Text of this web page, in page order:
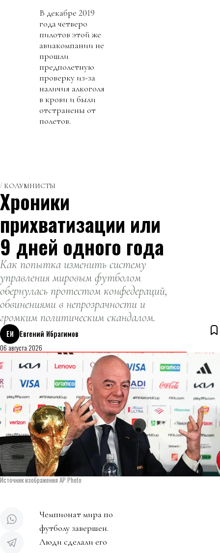
В декабре 2019
года четверо
пилотов этой же
авиакомпании не
прошли
предполетную
проверку из-за
наличия алкоголя
в крови и были
отстранены от
полетов.
КОЛУМНИСТЫ
Хроники
прихватизации или
9 дней одного года
Как попытка изменить систему
управления мировым футболом
обернулась протестом конфедераций,
обвинениями в непрозрачности и
громким политическим скандалом.
ЕИ
Евгений Ибрагимов
06 августа 2026
Источник изображения AP Photo
Чемпионат мира по
футболу завершен.
Люди сделали его